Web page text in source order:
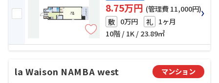
8.75万円 (管理費 11,000円)
敷 0万円 礼 1ヶ月
10階 / 1K / 23.89㎡
la Waison NAMBA west マンション